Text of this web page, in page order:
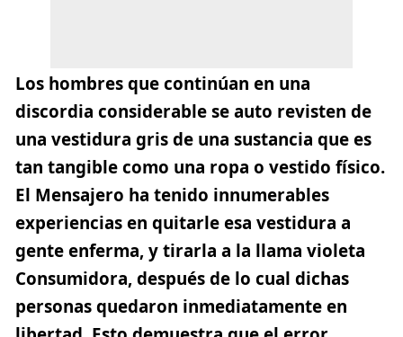
Los hombres que continúan en una
discordia considerable se auto revisten de
una vestidura gris de una sustancia que es
tan tangible como una ropa o vestido físico.
El Mensajero ha tenido innumerables
experiencias en quitarle esa vestidura a
gente enferma, y tirarla a la llama violeta
Consumidora, después de lo cual dichas
personas quedaron inmediatamente en